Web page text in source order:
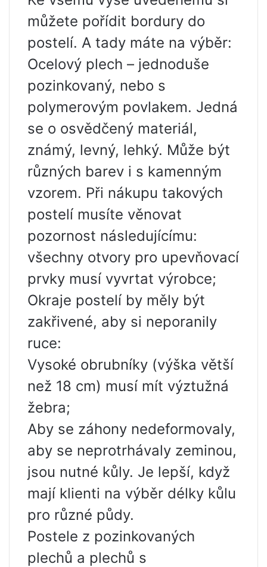
můžete pořídit bordury do
postelí. A tady máte na výběr:
Ocelový plech – jednoduše
pozinkovaný, nebo s
polymerovým povlakem. Jedná
se o osvědčený materiál,
známý, levný, lehký. Může být
různých barev i s kamenným
vzorem. Při nákupu takových
postelí musíte věnovat
pozornost následujícímu:
všechny otvory pro upevňovací
prvky musí vyvrtat výrobce;
Okraje postelí by měly být
zakřivené, aby si neporanily
ruce:
Vysoké obrubníky (výška větší
než 18 cm) musí mít výztužná
žebra;
Aby se záhony nedeformovaly,
aby se neprotrhávaly zeminou,
jsou nutné kůly. Je lepší, když
mají klienti na výběr délky kůlu
pro různé půdy.
Postele z pozinkovaných
plechů a plechů s